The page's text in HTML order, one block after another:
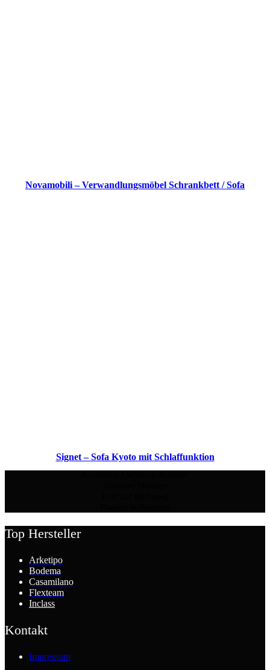
Novamobili – Verwandlungsmöbel Schrankbett / Sofa
Signet – Sofa Kyoto mit Schlaffunktion
Top Hersteller
Arketipo
Bodema
Casamilano
Flexteam
Inclass
Kontakt
Impressum